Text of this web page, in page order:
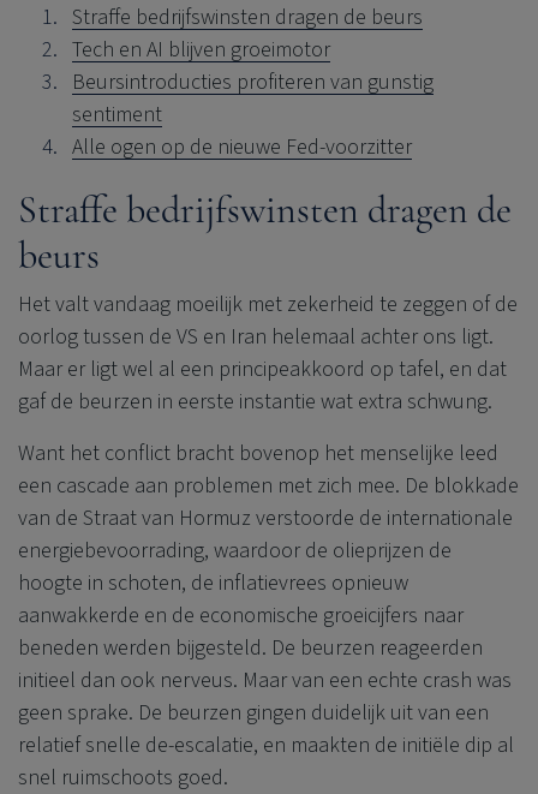
Straffe bedrijfswinsten dragen de beurs
Tech en AI blijven groeimotor
Beursintroducties profiteren van gunstig
sentiment
Alle ogen op de nieuwe Fed-voorzitter
Straffe bedrijfswinsten dragen de
beurs
Het valt vandaag moeilijk met zekerheid te zeggen of de
oorlog tussen de VS en Iran helemaal achter ons ligt.
Maar er ligt wel al een principeakkoord op tafel, en dat
gaf de beurzen in eerste instantie wat extra schwung.
Want het conflict bracht bovenop het menselijke leed
een cascade aan problemen met zich mee. De blokkade
van de Straat van Hormuz verstoorde de internationale
energiebevoorrading, waardoor de olieprijzen de
hoogte in schoten, de inflatievrees opnieuw
aanwakkerde en de economische groeicijfers naar
beneden werden bijgesteld. De beurzen reageerden
initieel dan ook nerveus. Maar van een echte crash was
geen sprake. De beurzen gingen duidelijk uit van een
relatief snelle de-escalatie, en maakten de initiële dip al
snel ruimschoots goed.